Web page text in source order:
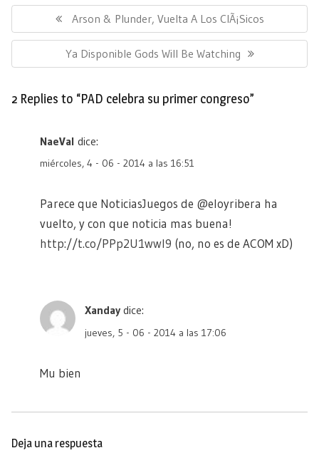
entradas
Previous
Post:
Arson & Plunder, Vuelta A Los ClÃ¡sicos
Next
Post:
Ya Disponible Gods Will Be Watching
2 Replies to “PAD celebra su primer congreso”
NaeVal dice:
miércoles, 4 - 06 - 2014 a las 16:51
Parece que NoticiasJuegos de @eloyribera ha
vuelto, y con que noticia mas buena!
http://t.co/PPp2U1wwI9 (no, no es de ACOM xD)
Xanday dice:
jueves, 5 - 06 - 2014 a las 17:06
Mu bien
Deja una respuesta